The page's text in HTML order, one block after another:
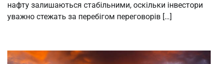
нафту залишаються стабільними, оскільки інвестори
уважно стежать за перебігом переговорів […]